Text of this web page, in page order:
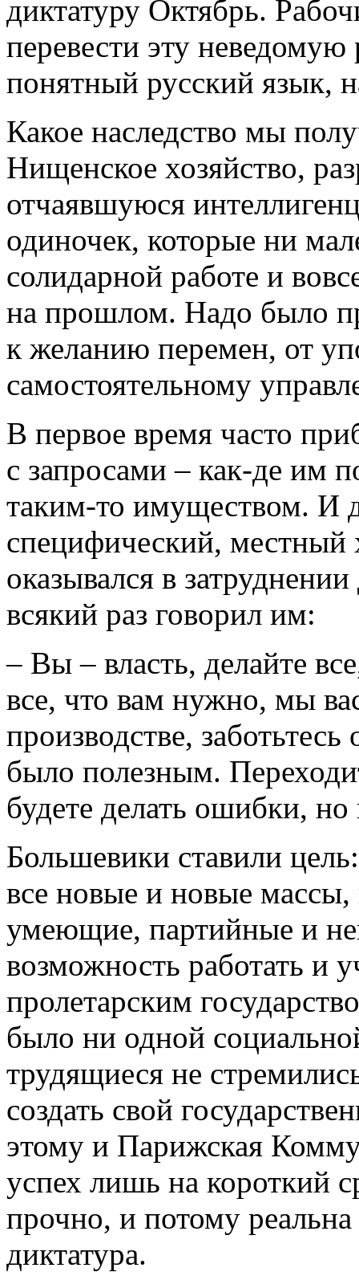
диктатуру Октябрь.
перевести эту
понятный русский язык,
Какое наследство мы
Нищенское хозяйство,
отчаявшуюся
одиночек, которые ни
солидарной работе и
на прошлом. Надо было
к желанию перемен, от
самостоятельному
В первое время часто
с запросами – как-де им
таким-то имуществом. И
специфический, местный
оказывался в
всякий раз говорил им:
– Вы – власть, делайте
все, что вам нужно, мы
производстве,
было полезным.
будете делать ошибки, но
Большевики ставили
все новые и новые массы,
умеющие, партийные и
возможность работать и
пролетарским
было ни одной
трудящиеся не
создать свой
этому и Парижская
успех лишь на короткий
прочно, и потому
диктатура.